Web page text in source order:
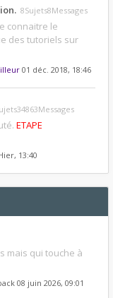
8Sujets8Messages
connaitre le
des tutoriels sur
01 déc. 2018, 18:46
ETAPE
13:40
mais qui touche à
08 juin 2026, 09:01